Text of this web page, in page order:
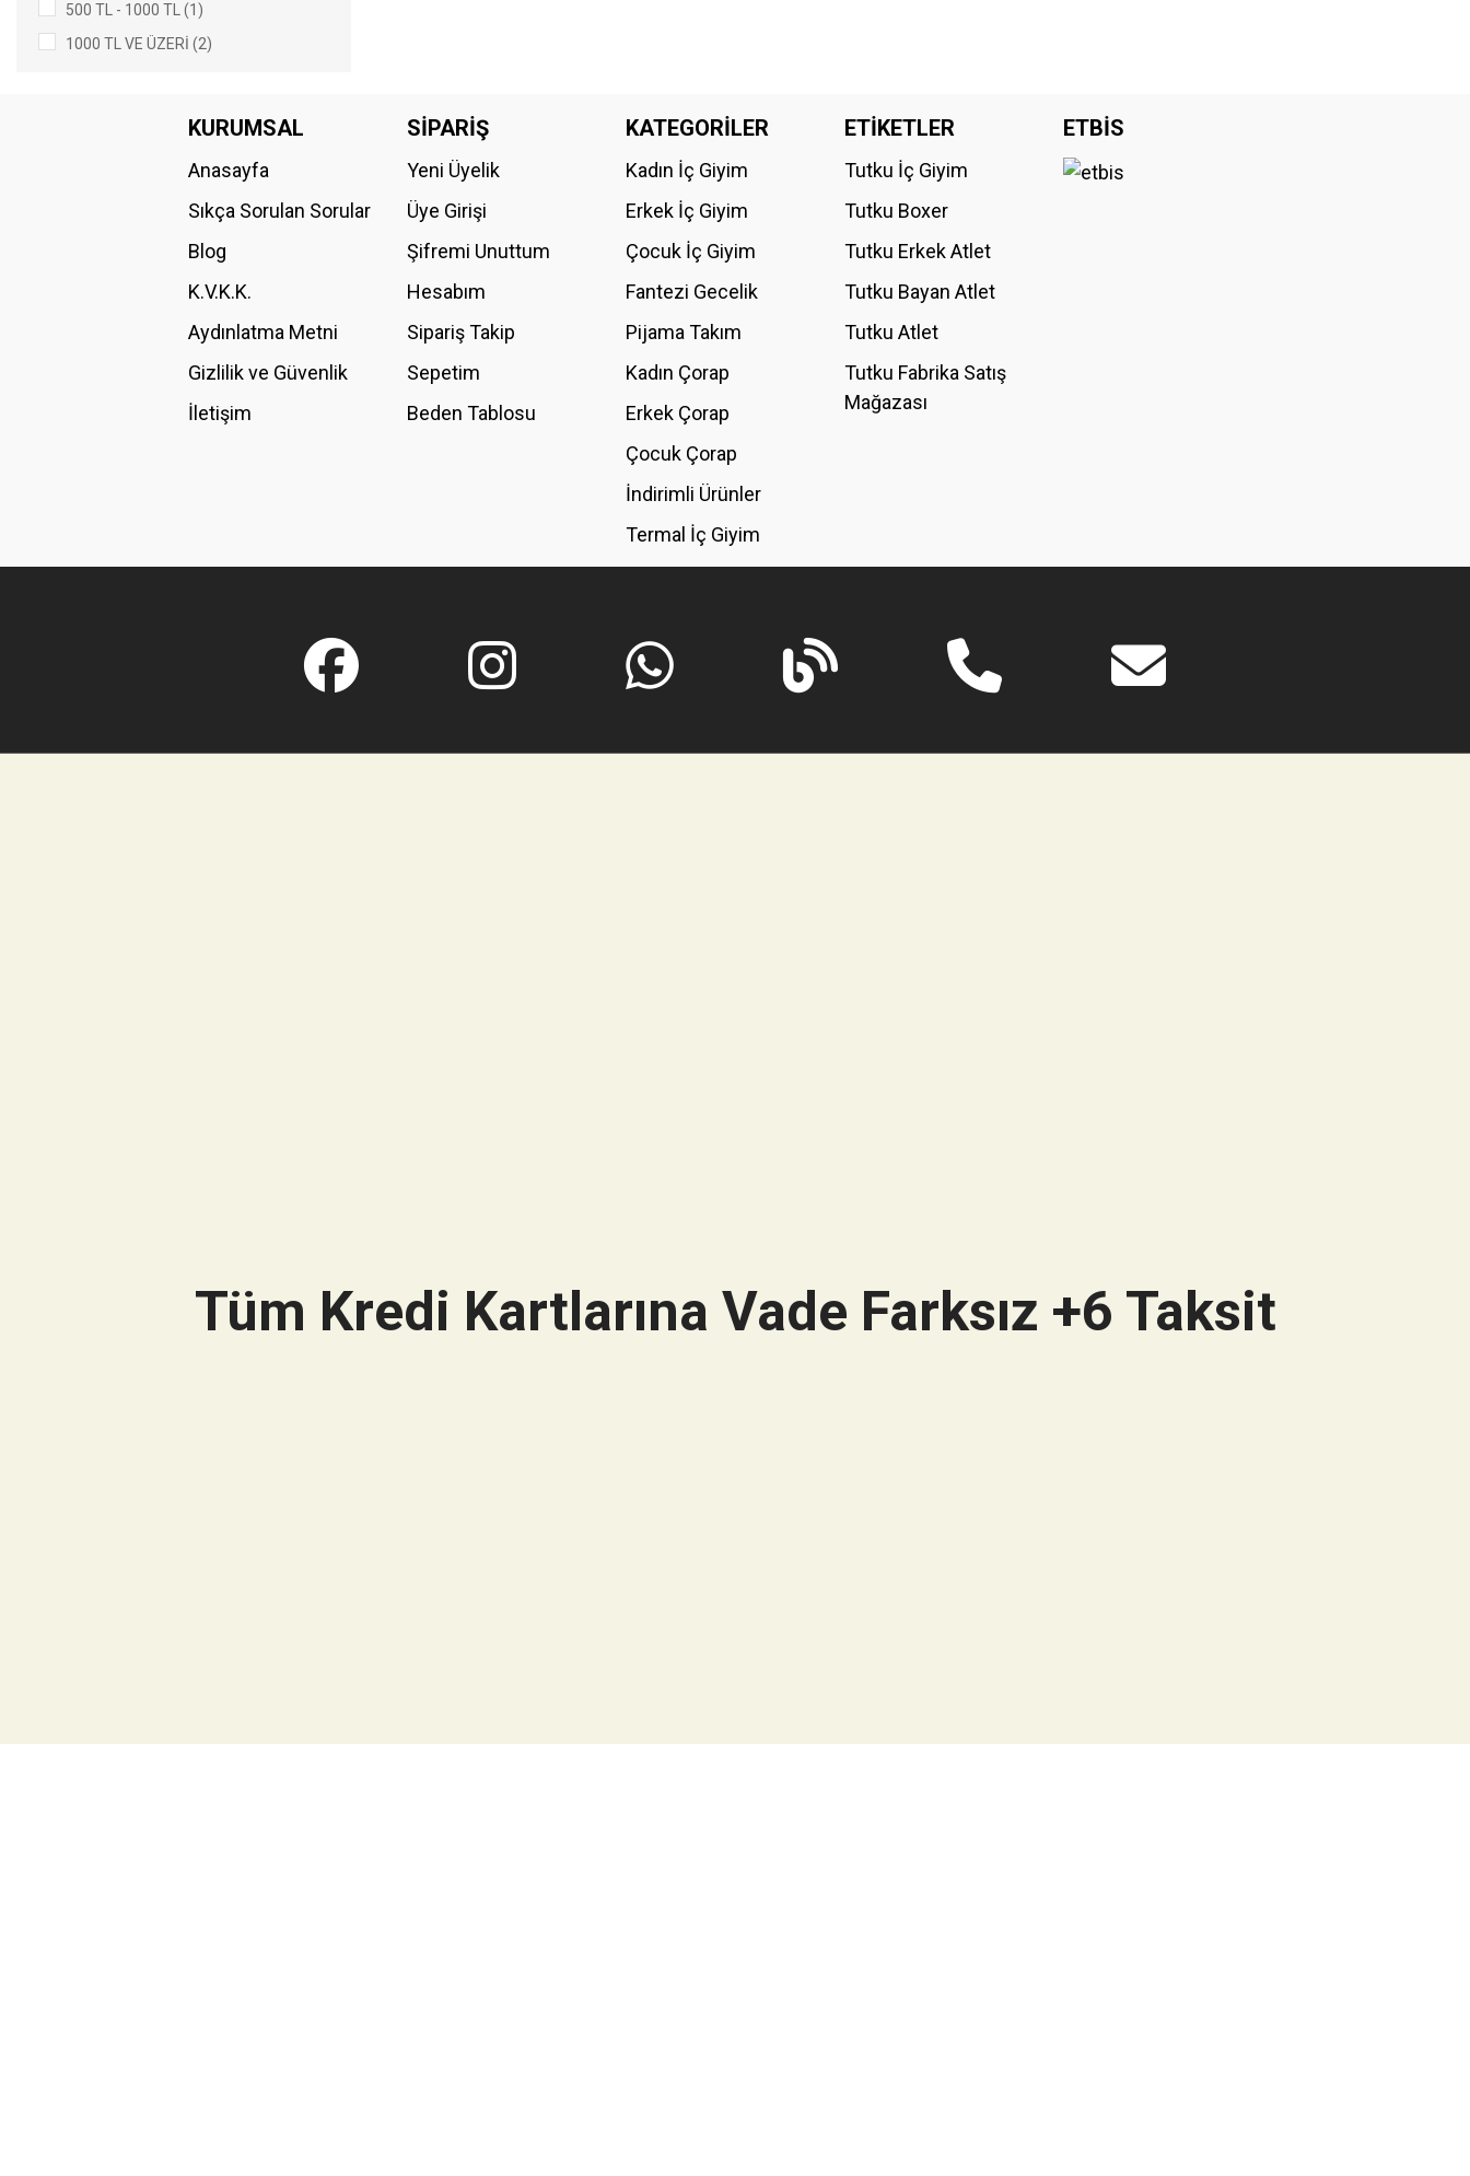
PUNTO (1)
SEZON SONU ÜRÜNLER (1)
500 TL - 1000 TL (1)
1000 TL VE ÜZERI (2)
KURUMSAL
Anasayfa
Sıkça Sorulan Sorular
Blog
K.V.K.K.
Aydınlatma Metni
Gizlilik ve Güvenlik
İletişim
SİPARİŞ
Yeni Üyelik
Üye Girişi
Şifremi Unuttum
Hesabım
Sipariş Takip
Sepetim
Beden Tablosu
KATEGORİLER
Kadın İç Giyim
Erkek İç Giyim
Çocuk İç Giyim
Fantezi Gecelik
Pijama Takım
Kadın Çorap
Erkek Çorap
Çocuk Çorap
İndirimli Ürünler
Termal İç Giyim
ETİKETLER
Tutku İç Giyim
Tutku Boxer
Tutku Erkek Atlet
Tutku Bayan Atlet
Tutku Atlet
Tutku Fabrika Satış
Mağazası
ETBİS
Tüm Kredi Kartlarına Vade Farksız +6 Taksit